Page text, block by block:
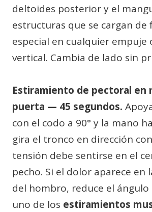
deltoides posterior y el
estructuras que se cargan de
especial en cualquier empuje
vertical. Cambia de lado sin
Estiramiento de pectoral en
puerta — 45 segundos.
con el codo a 90° y la mano
gira el tronco en dirección
tensión debe sentirse en el
pecho. Si el dolor aparece en
del hombro, reduce el ángulo
uno de los estiramientos